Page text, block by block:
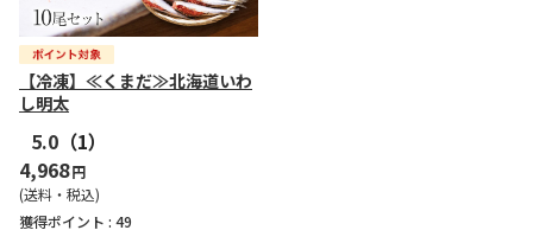
【冷凍】≪くまだ≫北海道いわ
し明太
5.0 （1）
4,968円
(送料・税込)
獲得ポイント : 49